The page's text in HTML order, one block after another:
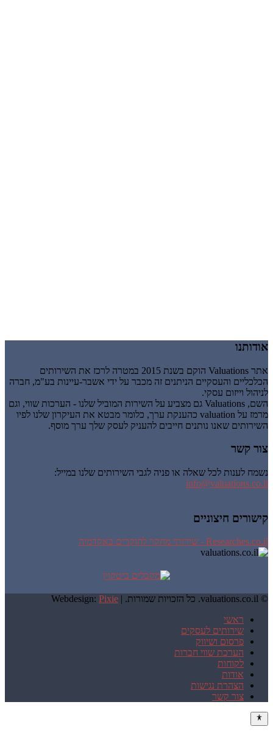
אודותנו
אתר Valuations הוקם בשנת 2015 במטרה לרכז את השירותים
הכלכליים והעסקיים הניתנים זה מכבר על ידי אשבר-עיינות בע"מ, חברה
לניהול וייזום עסקי.
השם, Valuations גם מצביע על השירות המוביל שלנו - הערכות שווי, וגם
מרמז על valuation כהענקת ערך, כלומר מבטא את העיקרון שלנו לפיו
השירותים שאנו נותנים חייבים להעניק לעסק שלך ערך מוסף.
צור קשר
נשמח לענות לכל שאלה או פניה לגבי השירותים שלנו במייל:
info@valuations.co.il
קישורים חיצוניים
Researches.co.il - שירותי מחקר לחוקרים באקדמיה
© valuations.co.il. כל הזכויות שמורות. | Webdesign: Pixie
ראשי
שירותים לעסקים
פרסום ושיווק
הערכת שווי חברות
לקוחות
אודות
הצהרת נגישות
צור קשר